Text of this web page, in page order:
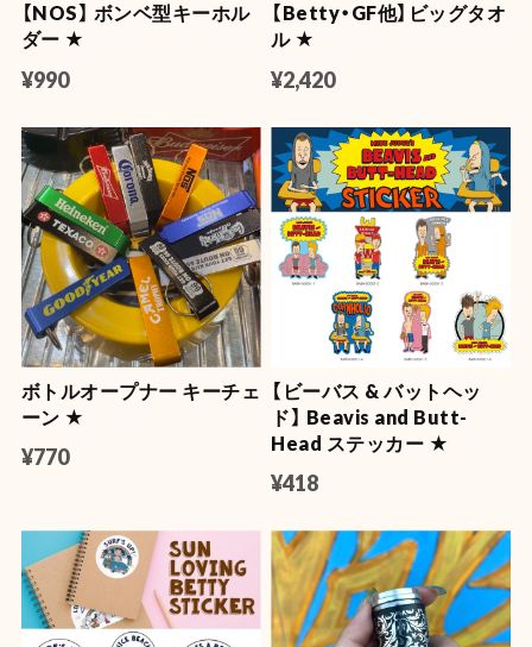
【NOS】 ボンベ型キーホル
ダー ★
¥990
【Betty・GF他】ビッグタオ
ル ★
¥2,420
ボトルオープナー キーチェ
ーン ★
¥770
【ビーバス & バットヘッ
ド】 Beavis and Butt-
Head ステッカー ★
¥418